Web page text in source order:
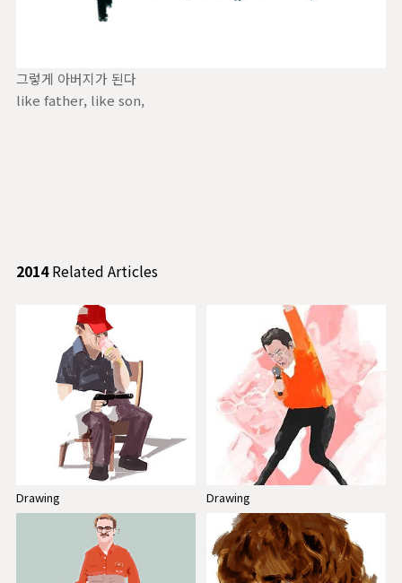
그렇게 아버지가 된다
like father, like son,
2014Related Articles
Drawing Drawing